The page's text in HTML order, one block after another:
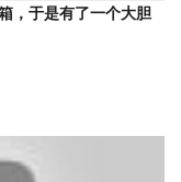
，于是有了一个大胆